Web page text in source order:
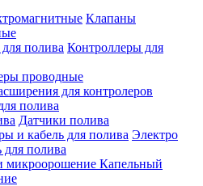
Клапаны
Контроллеры для
проводные
для контролеров
полива
Датчики полива
Электро
для полива
Капельный